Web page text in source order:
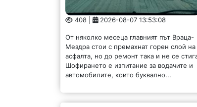
408 | 2026-08-07 13:53:08
От няколко месеца главният път Враца-
Мездра стои с премахнат горен слой на
асфалта, но до ремонт така и не се
Шофирането е изпитание за водачите и
автомобилите, които буквално...